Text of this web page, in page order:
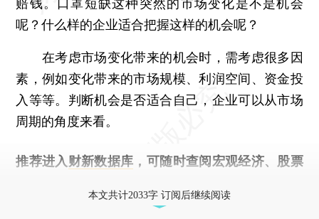
赔钱。口罩短缺这种突然的市场变化是不是机会
呢？什么样的企业适合把握这样的机会呢？
在考虑市场变化带来的机会时，需考虑很多因
素，例如变化带来的市场规模、利润空间、资金投
入等等。判断机会是否适合自己，企业可以从市场
周期的角度来看。
推荐进入 财新数据库 ，可随时查阅宏观经济、股票
本文共计2033字 订阅后继续阅读